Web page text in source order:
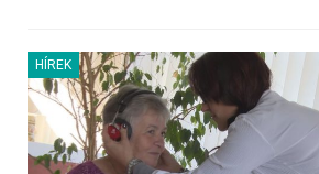
HÍREK